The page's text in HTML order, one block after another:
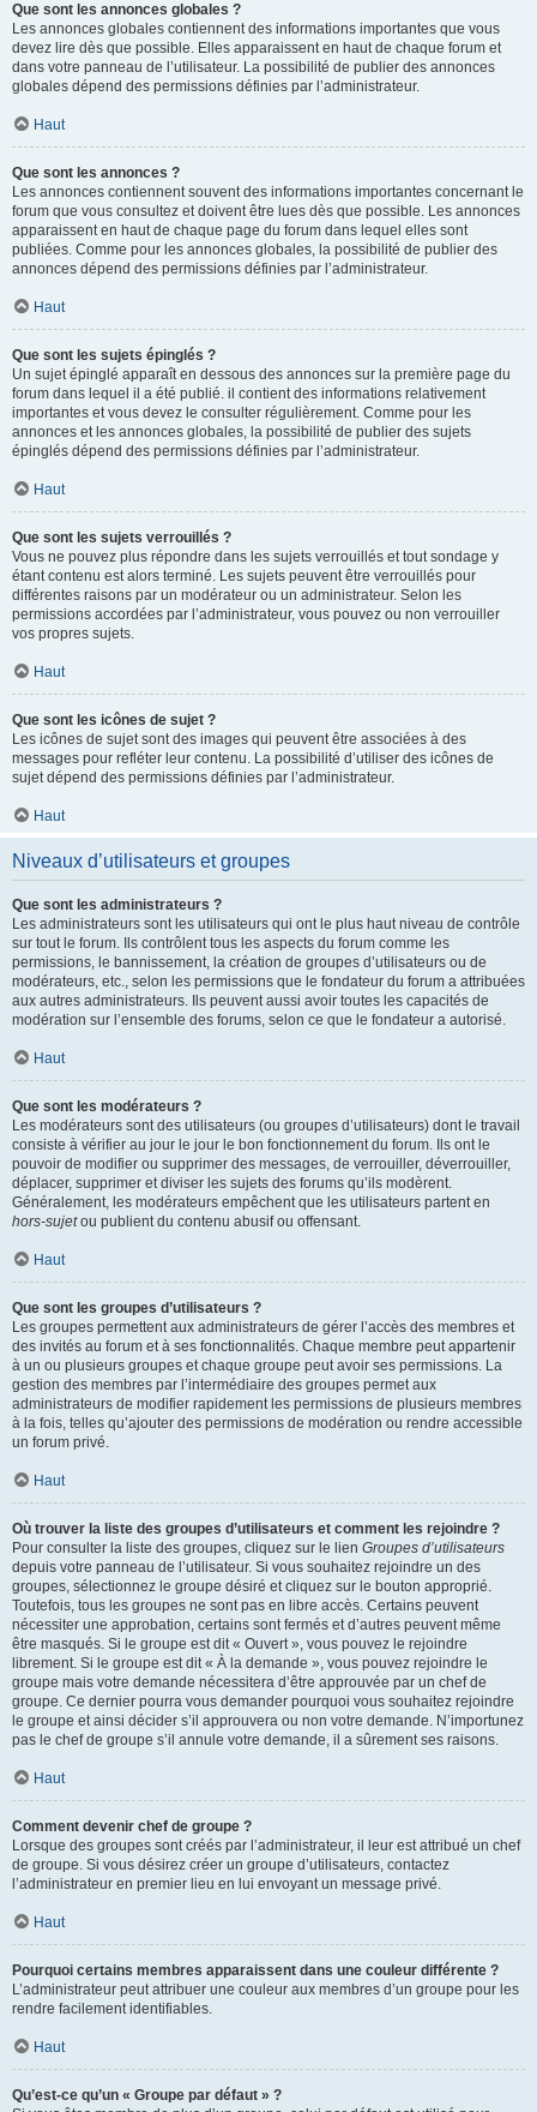
Que sont les annonces globales ?
Les annonces globales contiennent des informations importantes que vous
devez lire dès que possible. Elles apparaissent en haut de chaque forum et
dans votre panneau de l’utilisateur. La possibilité de publier des annonces
globales dépend des permissions définies par l’administrateur.
Haut
Que sont les annonces ?
Les annonces contiennent souvent des informations importantes concernant le
forum que vous consultez et doivent être lues dès que possible. Les annonces
apparaissent en haut de chaque page du forum dans lequel elles sont
publiées. Comme pour les annonces globales, la possibilité de publier des
annonces dépend des permissions définies par l’administrateur.
Haut
Que sont les sujets épinglés ?
Un sujet épinglé apparaît en dessous des annonces sur la première page du
forum dans lequel il a été publié. il contient des informations relativement
importantes et vous devez le consulter régulièrement. Comme pour les
annonces et les annonces globales, la possibilité de publier des sujets
épinglés dépend des permissions définies par l’administrateur.
Haut
Que sont les sujets verrouillés ?
Vous ne pouvez plus répondre dans les sujets verrouillés et tout sondage y
étant contenu est alors terminé. Les sujets peuvent être verrouillés pour
différentes raisons par un modérateur ou un administrateur. Selon les
permissions accordées par l’administrateur, vous pouvez ou non verrouiller
vos propres sujets.
Haut
Que sont les icônes de sujet ?
Les icônes de sujet sont des images qui peuvent être associées à des
messages pour refléter leur contenu. La possibilité d’utiliser des icônes de
sujet dépend des permissions définies par l’administrateur.
Haut
Niveaux d’utilisateurs et groupes
Que sont les administrateurs ?
Les administrateurs sont les utilisateurs qui ont le plus haut niveau de contrôle
sur tout le forum. Ils contrôlent tous les aspects du forum comme les
permissions, le bannissement, la création de groupes d’utilisateurs ou de
modérateurs, etc., selon les permissions que le fondateur du forum a attribuées
aux autres administrateurs. Ils peuvent aussi avoir toutes les capacités de
modération sur l’ensemble des forums, selon ce que le fondateur a autorisé.
Haut
Que sont les modérateurs ?
Les modérateurs sont des utilisateurs (ou groupes d’utilisateurs) dont le travail
consiste à vérifier au jour le jour le bon fonctionnement du forum. Ils ont le
pouvoir de modifier ou supprimer des messages, de verrouiller, déverrouiller,
déplacer, supprimer et diviser les sujets des forums qu’ils modèrent.
Généralement, les modérateurs empêchent que les utilisateurs partent en
hors-sujetou publient du contenu abusif ou offensant.
Haut
Que sont les groupes d’utilisateurs ?
Les groupes permettent aux administrateurs de gérer l’accès des membres et
des invités au forum et à ses fonctionnalités. Chaque membre peut appartenir
à un ou plusieurs groupes et chaque groupe peut avoir ses permissions. La
gestion des membres par l’intermédiaire des groupes permet aux
administrateurs de modifier rapidement les permissions de plusieurs membres
à la fois, telles qu’ajouter des permissions de modération ou rendre accessible
un forum privé.
Haut
Où trouver la liste des groupes d’utilisateurs et comment les rejoindre ?
Pour consulter la liste des groupes, cliquez sur le lien Groupes d’utilisateurs
depuis votre panneau de l’utilisateur. Si vous souhaitez rejoindre un des
groupes, sélectionnez le groupe désiré et cliquez sur le bouton approprié.
Toutefois, tous les groupes ne sont pas en libre accès. Certains peuvent
nécessiter une approbation, certains sont fermés et d’autres peuvent même
être masqués. Si le groupe est dit « Ouvert », vous pouvez le rejoindre
librement. Si le groupe est dit « À la demande », vous pouvez rejoindre le
groupe mais votre demande nécessitera d’être approuvée par un chef de
groupe. Ce dernier pourra vous demander pourquoi vous souhaitez rejoindre
le groupe et ainsi décider s’il approuvera ou non votre demande. N’importunez
pas le chef de groupe s’il annule votre demande, il a sûrement ses raisons.
Haut
Comment devenir chef de groupe ?
Lorsque des groupes sont créés par l’administrateur, il leur est attribué un chef
de groupe. Si vous désirez créer un groupe d’utilisateurs, contactez
l’administrateur en premier lieu en lui envoyant un message privé.
Haut
Pourquoi certains membres apparaissent dans une couleur différente ?
L’administrateur peut attribuer une couleur aux membres d’un groupe pour les
rendre facilement identifiables.
Haut
Qu’est-ce qu’un « Groupe par défaut » ?